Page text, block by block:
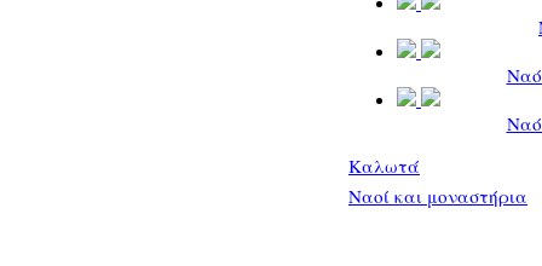
Καλωτά
Ναοί και μοναστήρια